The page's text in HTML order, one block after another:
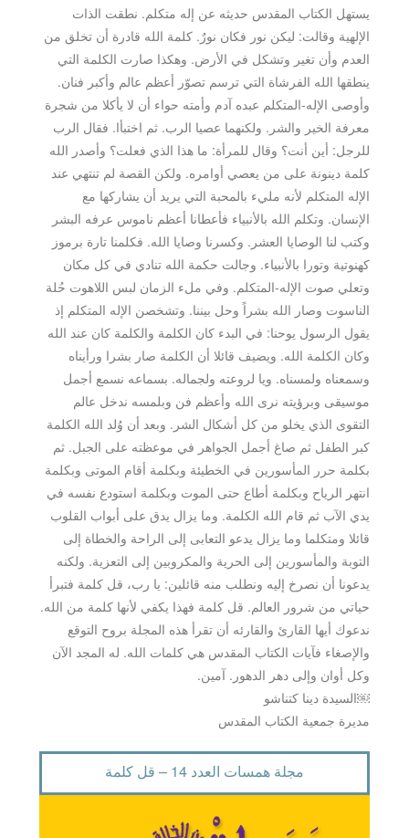
يستهل الكتاب المقدس حديثه عن إله متكلم. نطقت الذات
الإلهية وقالت: ليكن نور فكان نورٌ. كلمة الله قادرة أن تخلق من
العدم وأن تغير وتشكل في الأرض. وهكذا صارت الكلمة التي
ينطقها الله الفرشاة التي ترسم تصوّر أعظم عالم وأكبر فنان.
وأوصى الإله-المتكلم عبده آدم وأمته حواء أن لا يأكلا من شجرة
معرفة الخير والشر. ولكنهما عصيا الرب. ثم اختبأا. فقال الرب
للرجل: أين أنت؟ وقال للمرأة: ما هذا الذي فعلت؟ وأصدر الله
كلمة دينونة على من يعصي أوامره. ولكن القصة لم تنتهي عند
الإله المتكلم لأنه مليء بالمحبة التي يريد أن يشاركها مع
الإنسان. وتكلم الله بالأنبياء فأعطانا أعظم ناموس عرفه البشر
وكتب لنا الوصايا العشر. وكسرنا وصايا الله. فكلمنا تارة برموز
كهنوتية وتورا بالأنبياء. وجالت حكمة الله تنادي في كل مكان
وتعلي صوت الإله-المتكلم. وفي ملء الزمان لبس اللاهوت حُلة
الناسوت وصار الله بشراً وحل بيننا. وتشخصن الإله المتكلم إذ
يقول الرسول يوحنا: في البدء كان الكلمة والكلمة كان عند الله
وكان الكلمة الله. ويضيف قائلا أن الكلمة صار بشرا ورأيناه
وسمعناه ولمسناه. ويا لروعته ولجماله. بسماعه نسمع أجمل
موسيقى وبرؤيته نرى الله وأعظم فن وبلمسه ندخل عالم
التقوى الذي يخلو من كل أشكال الشر. وبعد أن وُلد الله الكلمة
كبر الطفل ثم صاغ أجمل الجواهر في موعظته على الجبل. ثم
بكلمة حرر المأسورين في الخطيئة وبكلمة أقام الموتى وبكلمة
انتهر الرياح وبكلمة أطاع حتى الموت وبكلمة استودع نفسه في
يدي الآب ثم قام الله الكلمة. وما يزال يدق على أبواب القلوب
قائلا ومتكلما وما يزال يدعو التعابى إلى الراحة والخطاة إلى
التوبة والمأسورين إلى الحرية والمكروبين إلى التعزية. ولكنه
يدعونا أن نصرخ إليه ونطلب منه قائلين: يا رب، قل كلمة فتبرأ
حياتي من شرور العالم. قل كلمة فهذا يكفي لأنها كلمة من الله.
ندعوك أيها القارئ والقارئه أن تقرأ هذه المجلة بروح التوقع
والإصغاء فآيات الكتاب المقدس هي كلمات الله. له المجد الآن
وكل أوان وإلى دهر الدهور. آمين.
￼السيدة دينا كتناشو
مديرة جمعية الكتاب المقدس
مجلة همسات العدد 14 – قل كلمة